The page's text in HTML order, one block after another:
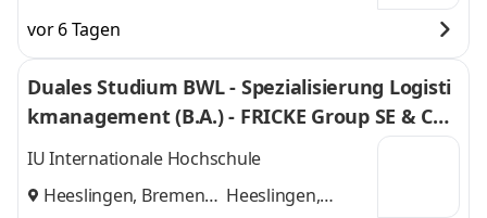
vor 6 Tagen
Duales Studium BWL - Spezialisierung Logisti
kmanagement (B.A.) - FRICKE Group SE & Co.
KG
IU Internationale Hochschule
Heeslingen, Bremen
Heeslingen,